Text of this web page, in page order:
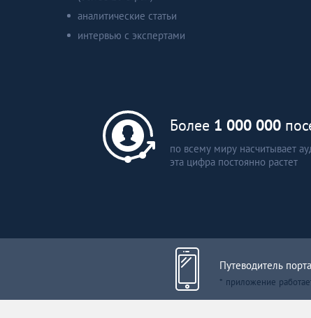
Кипр
Литва
Мальта
аналитические статьи
интервью с экспертами
Более 1 000 000
по всему миру насчитывает
эта цифра постоянно растет
Путеводитель
* приложение